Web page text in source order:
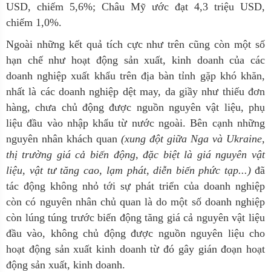
USD, chiếm 5,6%; Châu Mỹ ước đạt 4,3 triệu USD,
chiếm 1,0%.
Ngoài những kết quả tích cực như trên cũng còn một số
hạn chế như hoạt động sản xuất, kinh doanh của các
doanh nghiệp xuất khẩu trên địa bàn tỉnh gặp khó khăn,
nhất là các doanh nghiệp dệt may, da giầy như thiếu đơn
hàng, chưa chủ động được nguồn nguyên vật liệu, phụ
liệu đầu vào nhập khẩu từ nước ngoài. Bên cạnh những
nguyên nhân khách quan (xung đột giữa Nga và Ukraine,
thị trường giá cả biến động, đặc biệt là giá nguyên vật
liệu, vật tư tăng cao, lạm phát, diễn biến phức tạp...) đã
tác động không nhỏ tới sự phát triển của doanh nghiệp
còn có nguyên nhân chủ quan là do một số doanh nghiệp
còn lúng túng trước biến động tăng giá cả nguyên vật liệu
đầu vào, không chủ động được nguồn nguyên liệu cho
hoạt động sản xuất kinh doanh từ đó gây gián đoạn hoạt
động sản xuất, kinh doanh.